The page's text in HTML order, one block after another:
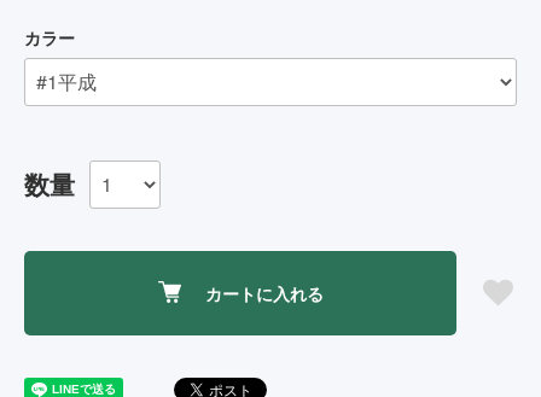
カラー
数量
カートに入れる